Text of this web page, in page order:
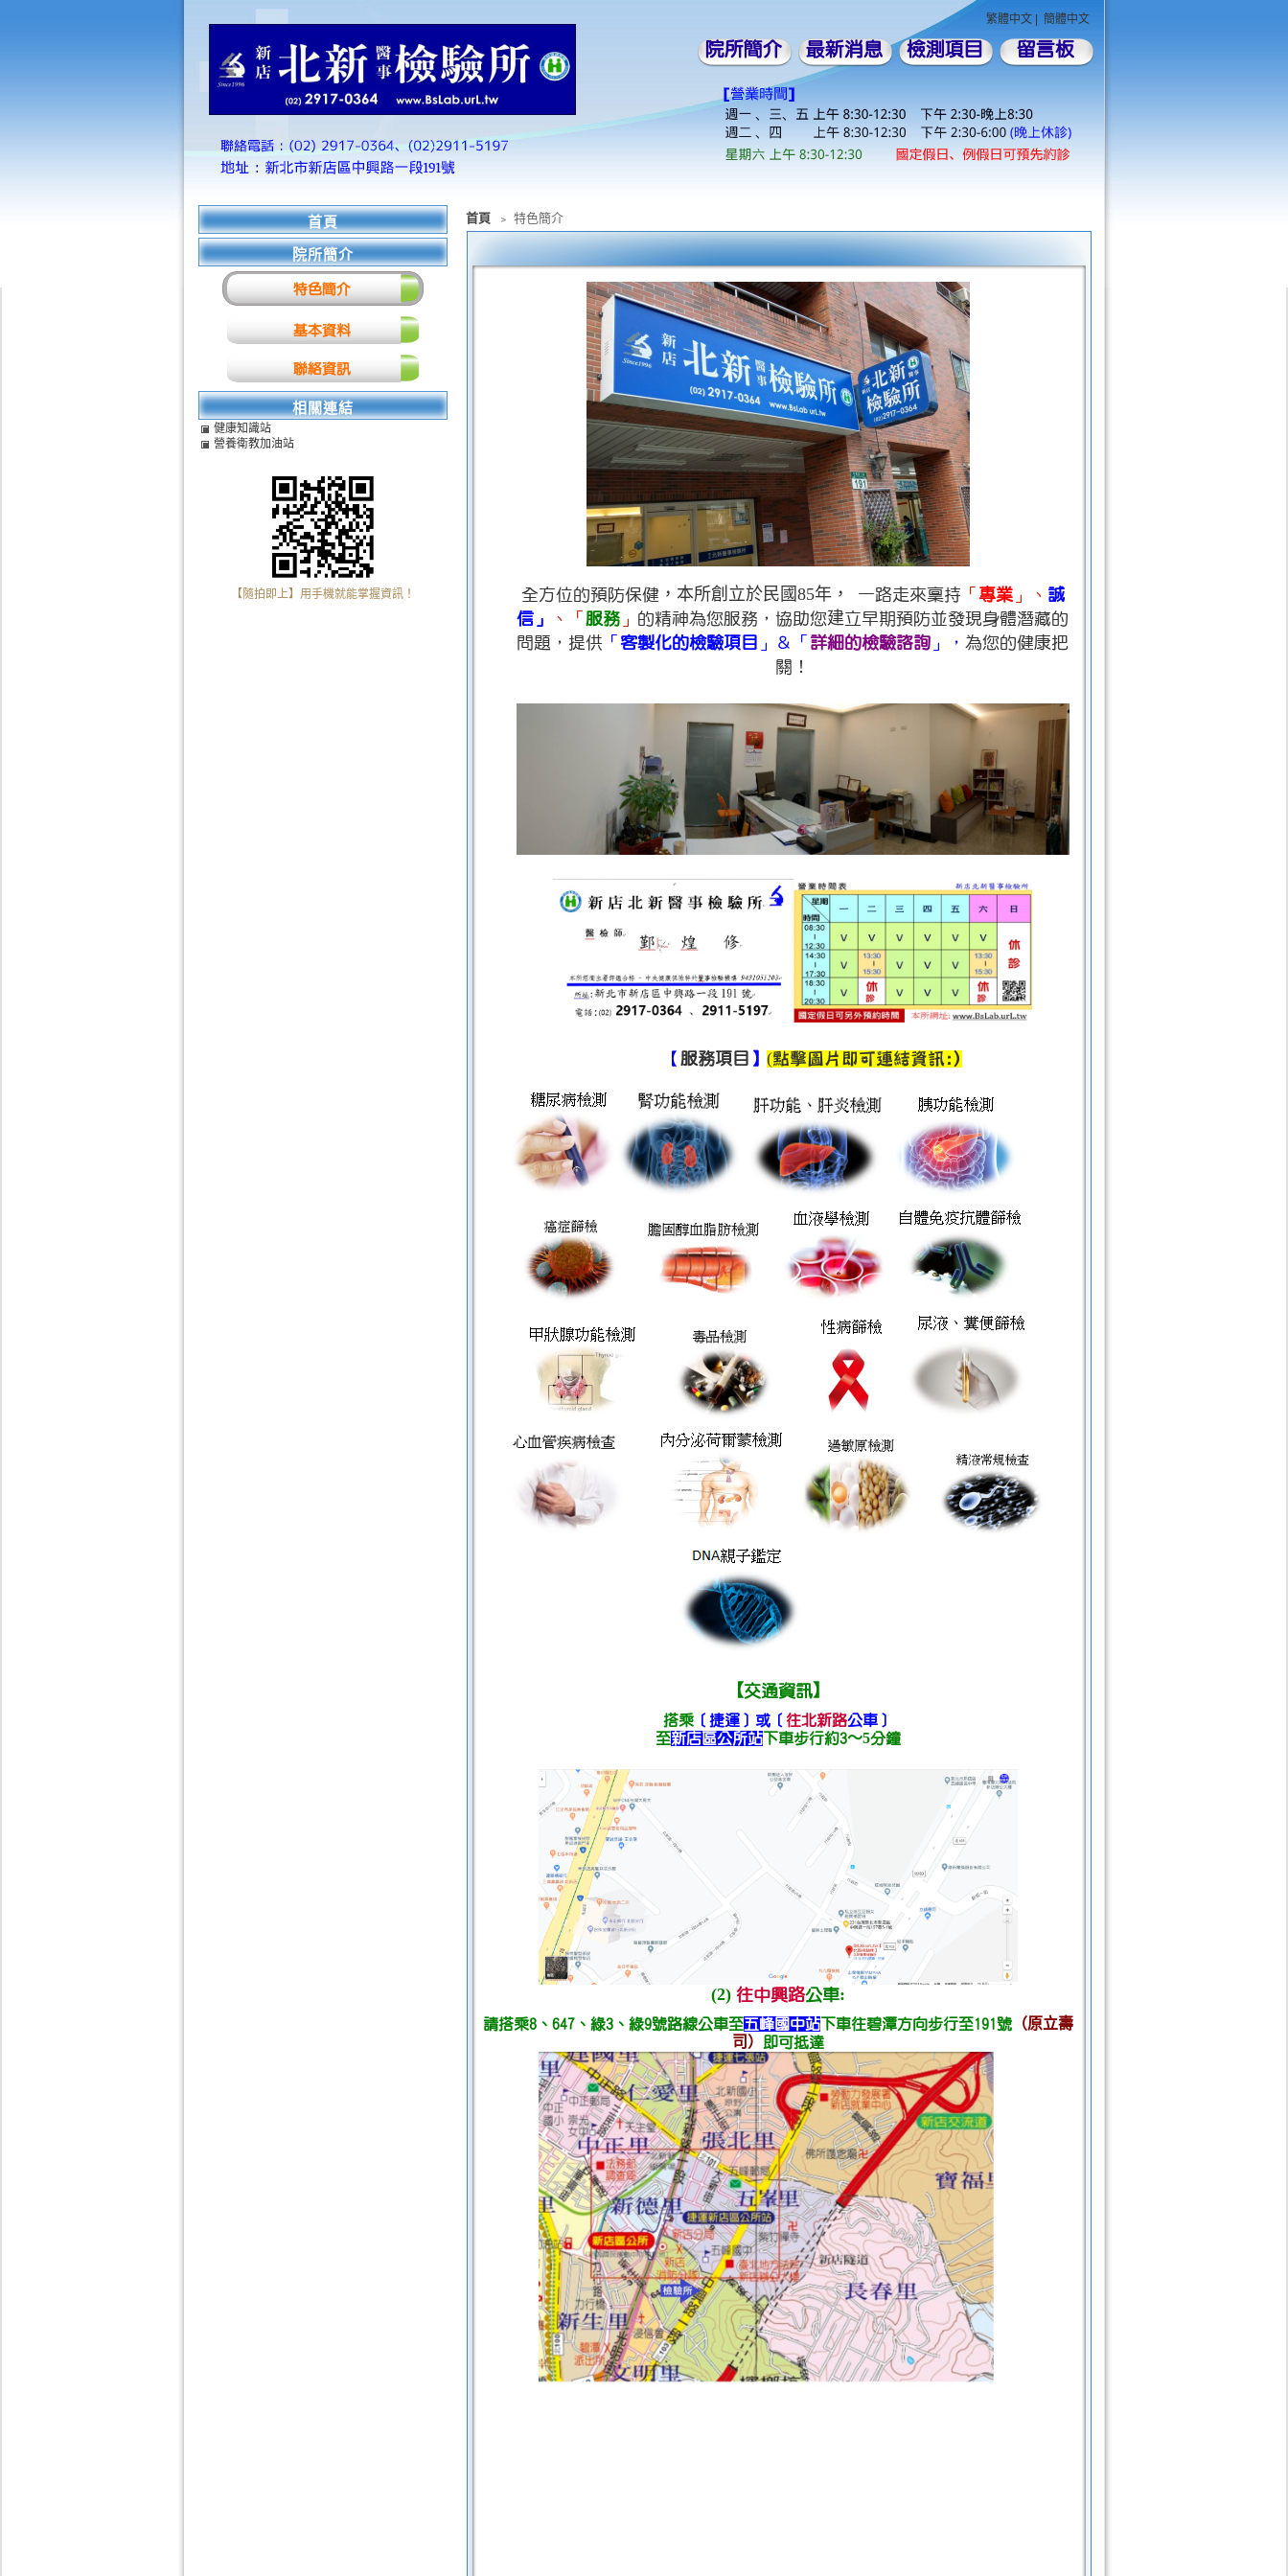
繁體中文 簡體中文
首頁 ﹥ 特色簡介
全方位的預防保健，本所創立於民國85年， 一路走來稟持 「 專業」、 誠
信 」 、 「 服務 」 的精神為您服務， 協助您建立早期預防並發現身體潛藏的
問題， 提供 「 客製化的檢驗項目 」＆「 詳細的檢驗諮詢 」， 為您的健康把
關！
【 服務項目 】 (點擊圖片即可連結資訊:)
【交通資訊】
搭乘 〔捷運〕 或〔 往北新路公車〕
至新店區公所站 下車步行約3～5分鐘
(2) 往中興路公車:
請搭乘8、647、綠3、綠9號路線公車至五峰國中站 下車往碧潭方向步行至191號 （原立壽
司）
即可抵達
首頁
院所簡介
相關連結
健康知識站
營養衛教加油站
【隨拍即上】用手機就能掌握資訊！